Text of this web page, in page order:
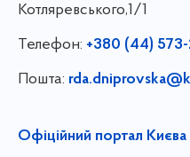
Котляревського,1/1
Телефон: +380 (44)
Пошта:
Офіційний портал Києва